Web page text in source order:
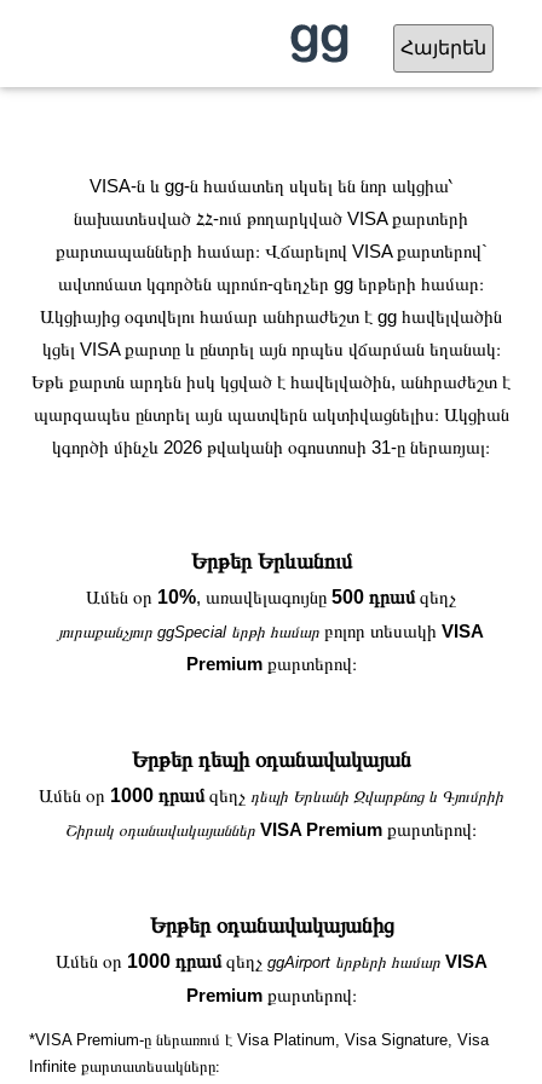
VISA-ն և gg-ն համատեղ սկսել են նոր ակցիա՝
նախատեսված ՀՀ-ում թողարկված VISA քարտերի
քարտապանների համար։ Վճարելով VISA քարտերով`
ավտոմատ կգործեն պրոմո-զեղչեր gg երթերի համար։
Ակցիայից օգտվելու համար անհրաժեշտ է gg հավելվածին
կցել VISA քարտը և ընտրել այն որպես վճարման եղանակ։
Եթե քարտն արդեն իսկ կցված է հավելվածին, անհրաժեշտ է
պարզապես ընտրել այն պատվերն ակտիվացնելիս։ Ակցիան
կգործի մինչև 2026 թվականի օգոստոսի 31-ը ներառյալ։
Երթեր Երևանում
Ամեն օր 10%, առավելագույնը 500 դրամզեղչ
յուրաքանչյուր ggSpecial երթի համար բոլոր տեսակի VISA
Premiumքարտերով։
Երթեր դեպի օդանավակայան
Ամեն օր 1000 դրամզեղչ դեպի Երևանի Զվարթնոց և Գյումրիի
Շիրակ օդանավակայաններ VISA Premium քարտերով։
Երթեր օդանավակայանից
Ամեն օր 1000 դրամզեղչ ggAirport երթերի համար VISA
Premiumքարտերով։
*VISA Premium-ը ներառում է Visa Platinum, Visa Signature, Visa
Infinite քարտատեսակները։